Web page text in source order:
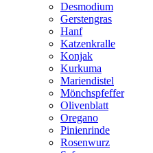
Desmodium
Gerstengras
Hanf
Katzenkralle
Konjak
Kurkuma
Mariendistel
Mönchspfeffer
Olivenblatt
Oregano
Pinienrinde
Rosenwurz